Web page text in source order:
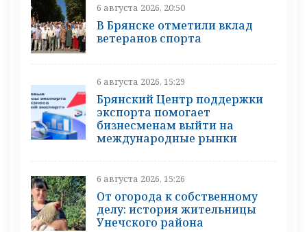
6 августа 2026, 20:50
В Брянске отметили вклад
ветеранов спорта
6 августа 2026, 15:29
Брянский Центр поддержки
экспорта помогает
бизнесменам выйти на
международные рынки
6 августа 2026, 15:26
От огорода к собственному
делу: история жительницы
Унечского района